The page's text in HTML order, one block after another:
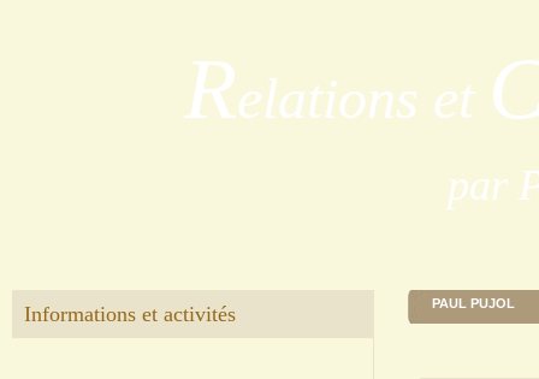
Relations et
par
Informations et activités PAUL PUJOL